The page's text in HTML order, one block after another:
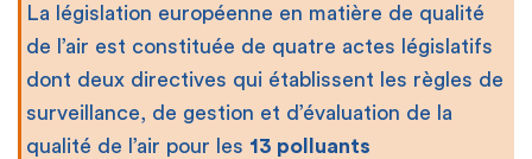
La législation européenne en matière de qualité
de l’air est constituée de quatre actes législatifs
dont deux directives qui établissent les règles de
surveillance, de gestion et d’évaluation de la
qualité de l’air pour les 13 polluants